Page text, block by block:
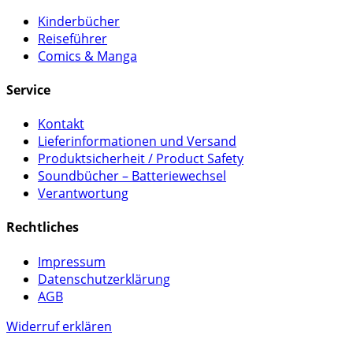
Kinderbücher
Reiseführer
Comics & Manga
Service
Kontakt
Lieferinformationen und Versand
Produktsicherheit / Product Safety
Soundbücher – Batteriewechsel
Verantwortung
Rechtliches
Impressum
Datenschutzerklärung
AGB
Widerruf erklären